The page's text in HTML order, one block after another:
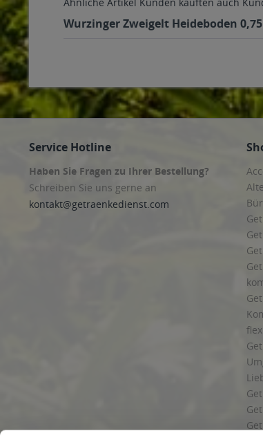
Wurzinger Zweigelt Heideboden
Service Hotline
Haben Sie Fragen zu Ihrer Bestellung?
Schreiben Sie uns gerne an
kontakt@getraenkedienst.com